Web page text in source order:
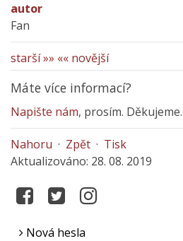
autor
Fan
starší »» «« novější
Máte více informací?
Napište nám, prosím. Děkujeme.
Nahoru · Zpět · Tisk
Aktualizováno: 28. 08. 2019
Nová hesla